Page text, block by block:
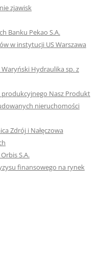
zjawisk
Banku Pekao S.A.
w instytucji US Warszawa
Hydraulika sp. z
Nasz Produkt
nieruchomości
Zdrój i Nałęczowa
S.A.
finansowego na rynek